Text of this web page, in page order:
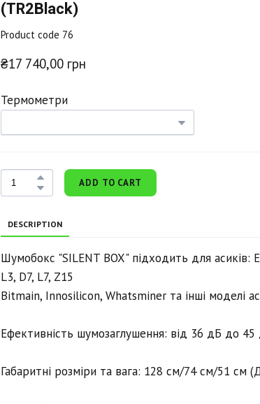
(TR2Black)
Product code 76
₴17 740,00 грн
Термометри
ADD TO CART
DESCRIPTION
Шумобокс "SILENT BOX" підходить для асиків:
L3, D7, L7, Z15
Bitmain, Innosilicon, Whatsminer та інші моделі
Ефективність шумозаглушення: від 36 дБ до 45
Габаритні розміри та вага: 128 см/74 см/51 см